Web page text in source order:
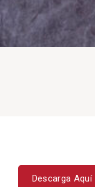
Descarga Aquí